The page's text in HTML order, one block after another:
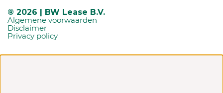
® 2026 | BW Lease B.V.
Algemene voorwaarden
Disclaimer
Privacy policy